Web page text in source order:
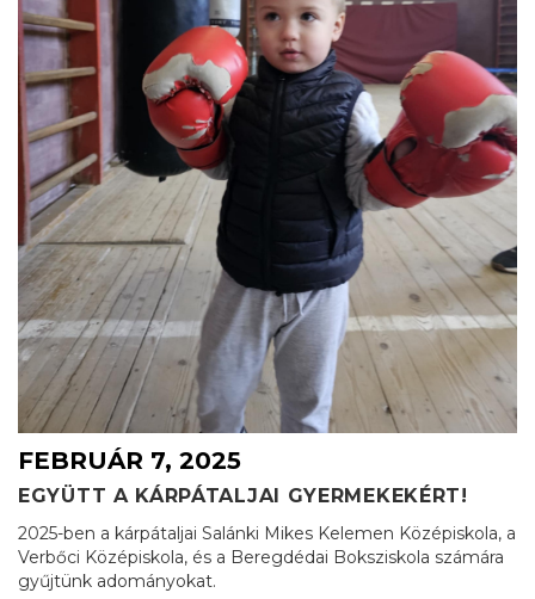
FEBRUÁR 7, 2025
EGYÜTT A KÁRPÁTALJAI GYERMEKEKÉRT!
2025-ben a kárpátaljai Salánki Mikes Kelemen Középiskola, a
Verbőci Középiskola, és a Beregdédai Boksziskola számára
gyűjtünk adományokat.